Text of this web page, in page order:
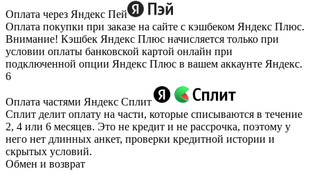
Оплата через Яндекс Пей
Оплата покупки при заказе на сайте с кэшбеком Яндекс Плюс.
Внимание! Кэшбек Яндекс Плюс начисляется только при
условии оплаты банковской картой онлайн при
подключенной опции Яндекс Плюс в вашем аккаунте Яндекс.
6
Оплата частями Яндекс Сплит
Сплит делит оплату на части, которые списываются в течение
2, 4 или 6 месяцев. Это не кредит и не рассрочка, поэтому у
него нет длинных анкет, проверки кредитной истории и
скрытых условий.
Обмен и возврат